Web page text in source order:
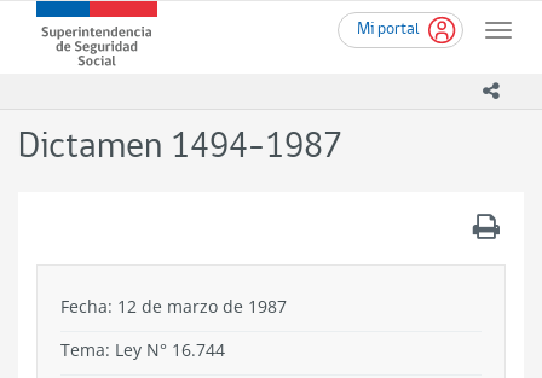
contenido
Mi portal
Toggle
Superintendencia
de
-
Dictamen 1494-1987
Fecha: 12 de marzo de 1987
Tema: Ley N° 16.744